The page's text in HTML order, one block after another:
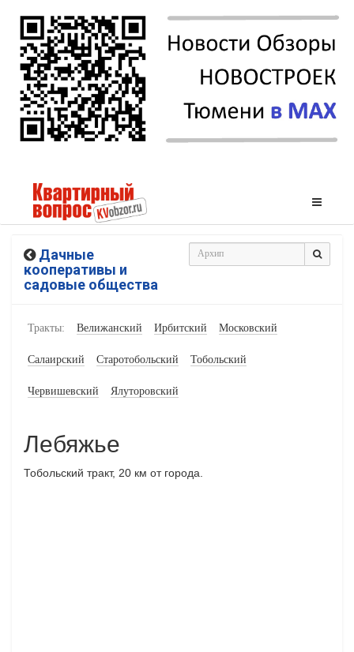
Дачные
кооперативы и
садовые общества
Тракты: Велижанский Ирбитский Московский
Салаирский Старотобольский Тобольский
Червишевский Ялуторовский
Лебяжье
Тобольский тракт, 20 км от города.